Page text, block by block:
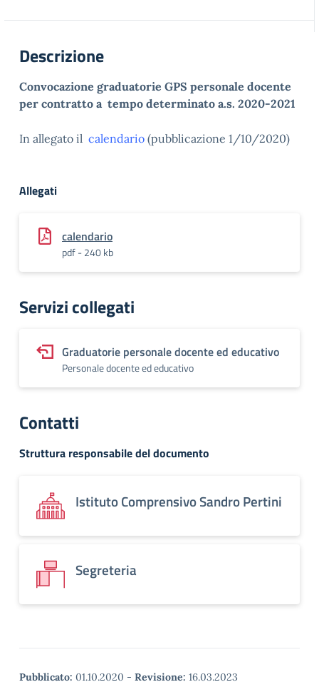
Descrizione
Convocazione graduatorie GPS personale docente
per contratto a tempo determinato a.s. 2020-2021
In allegato il calendario (pubblicazione 1/10/2020)
Allegati
calendario
pdf - 240 kb
Servizi collegati
Graduatorie personale docente ed educativo
Personale docente ed educativo
Contatti
Struttura responsabile del documento
Istituto Comprensivo Sandro Pertini
Segreteria
Pubblicato: 01.10.2020 - Revisione: 16.03.2023